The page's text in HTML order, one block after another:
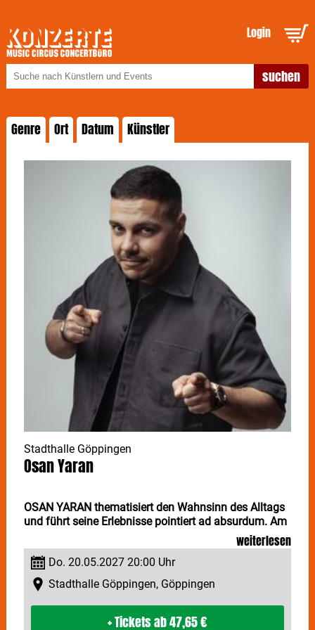
Login
Genre Ort Datum Künstler
Stadthalle Göppingen
Osan Yaran
OSAN YARAN thematisiert den Wahnsinn des Alltags
und führt seine Erlebnisse pointiert ad absurdum. Am
20. und 21. Mai ist der mehrfach preisgekrönte
Comedian in den Stadthallen zu Göppingen und
Reutlingen zu Gast.
Mit perfektem Timing spricht OSAN YARAN
dass man Klischees mit Humor begegnen muss,
warum Teenager ein schwarzes Loch für
weiterlesen
Do. 20.05.2027 20:00 Uhr
Stadthalle Göppingen, Göppingen
+ Ticketsab 47,65 €